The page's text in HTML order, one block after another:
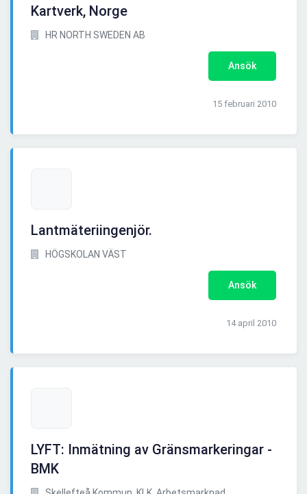
Kartverk, Norge
HR NORTH SWEDEN AB
Ansök
15 februari 2010
Lantmäteriingenjör.
HÖGSKOLAN VÄST
Ansök
14 april 2010
LYFT: Inmätning av Gränsmarkeringar -
BMK